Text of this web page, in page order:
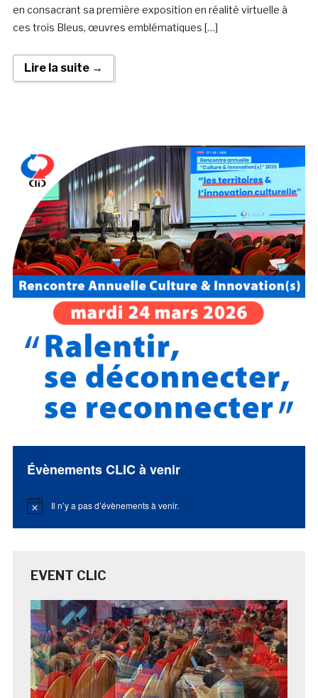
en consacrant sa première exposition en réalité virtuelle à
ces trois Bleus, œuvres emblématiques […]
Lire la suite →
Évènements CLIC à venir
Notice Il n’y a pas d’évènements à venir.
EVENT CLIC